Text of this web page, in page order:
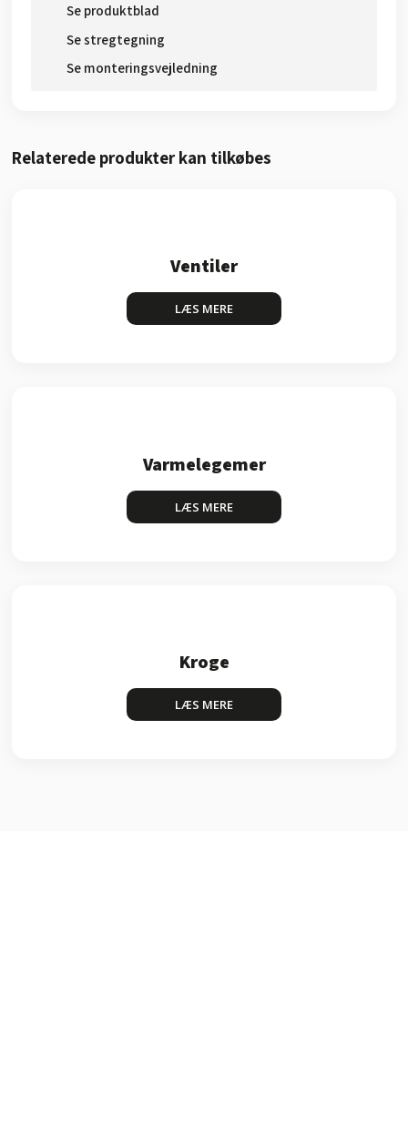
Se produktblad​
Se stregtegning
Se monteringsvejledning
Relaterede produkter kan tilkøbes​
Ventiler
LÆS MERE​
Varmelegemer
LÆS MERE​
Kroge
LÆS MERE​